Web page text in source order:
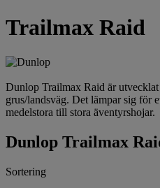
Trailmax Raid
Dunlop Trailmax Raid är
grus/landsväg. Det lämpar sig för
medelstora till stora äventyrshojar.
Dunlop Trailmax
Sortering